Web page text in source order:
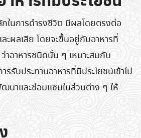
ในการดำรงชีวิต มีผลโดยตรงต่อ
ะผลเสีย โดยจะขึ้นอยู่กับอาหารที่
ว่าอาหารชนิดนั้น ๆ เหมาะสมกับ
รรับประทานอาหารที่มีประโยชน์เข้าไป
ฒนาและซ่อมแซมในส่วนต่าง ๆ ให้